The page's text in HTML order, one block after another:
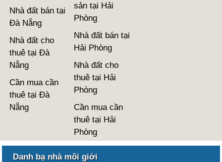
Nhà đất bán tại
Đà Nẵng
Nhà đất cho
thuê tại Đà
Nẵng
Cần mua cần
thuê tại Đà
Nẵng
sản tại Hải
Phòng
Nhà đất bán tại
Hải Phòng
Nhà đất cho
thuê tại Hải
Phòng
Cần mua cần
thuê tại Hải
Phòng
Danh bạ nhà môi giới